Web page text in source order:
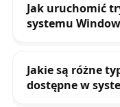
Jak uruchomić
systemu
Jakie są różne
dostępne w